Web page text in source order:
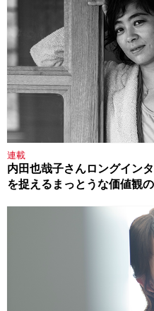
連載
内田也哉子さんロングイン
を捉えるまっとうな価値観の